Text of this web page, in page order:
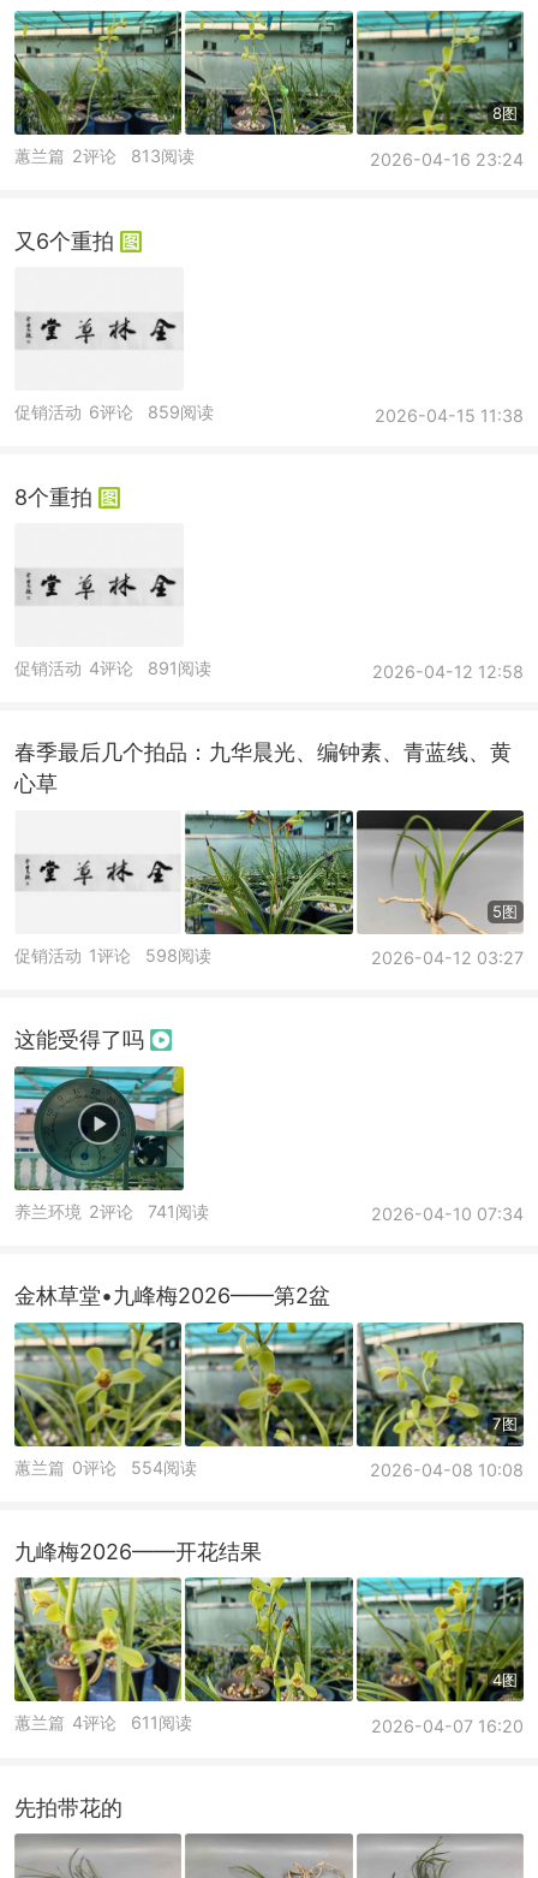
8图
蕙兰篇 2026-04-16 23:24
2评论 813阅读
又6个重拍
促销活动 2026-04-15 11:38
6评论 859阅读
8个重拍
促销活动 2026-04-12 12:58
4评论 891阅读
春季最后几个拍品：九华晨光、编钟素、青蓝线、黄
心草
5图
促销活动 2026-04-12 03:27
1评论 598阅读
这能受得了吗
养兰环境 2026-04-10 07:34
2评论 741阅读
金林草堂•九峰梅2026——第2盆
7图
蕙兰篇 2026-04-08 10:08
0评论 554阅读
九峰梅2026——开花结果
4图
蕙兰篇 2026-04-07 16:20
4评论 611阅读
先拍带花的